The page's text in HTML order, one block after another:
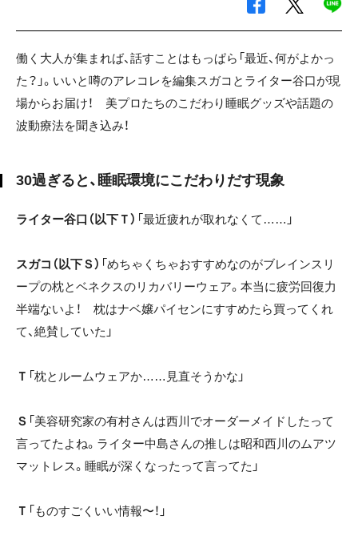
働く大人が集まれば、話すことはもっぱら「最近、何がよかっ
た？」。いいと噂のアレコレを編集スガコとライター谷口が現
場からお届け！ 美プロたちのこだわり睡眠グッズや話題の
波動療法を聞き込み！
30過ぎると、睡眠環境にこだわりだす現象
ライター谷口（以下Ｔ） 「最近疲れが取れなくて……」
スガコ（以下Ｓ） 「めちゃくちゃおすすめなのがブレインスリ
ープの枕とベネクスのリカバリーウェア。本当に疲労回復力
半端ないよ！ 枕はナベ嬢パイセンにすすめたら買ってくれ
て、絶賛していた」
Ｔ 「枕とルームウェアか……見直そうかな」
Ｓ 「美容研究家の有村さんは西川でオーダーメイドしたって
言ってたよね。ライター中島さんの推しは昭和西川のムアツ
マットレス。睡眠が深くなったって言ってた」
Ｔ 「ものすごくいい情報〜！」